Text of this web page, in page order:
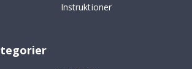
Instruktioner